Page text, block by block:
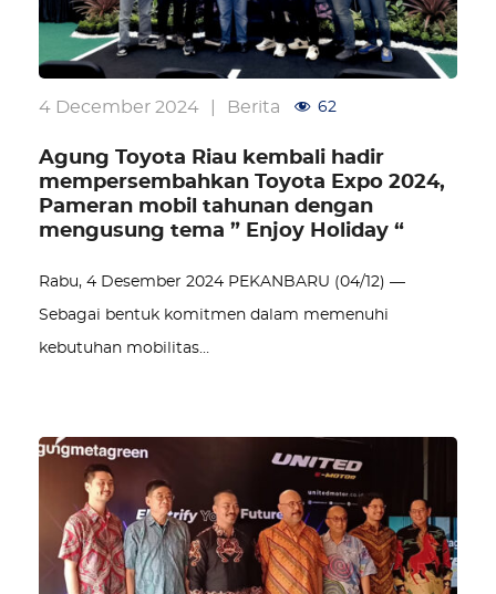
4 December 2024 Berita 62
Agung Toyota Riau kembali hadir
mempersembahkan Toyota Expo 2024,
Pameran mobil tahunan dengan
mengusung tema ” Enjoy Holiday “
Rabu, 4 Desember 2024 PEKANBARU (04/12) —
Sebagai bentuk komitmen dalam memenuhi
kebutuhan mobilitas…